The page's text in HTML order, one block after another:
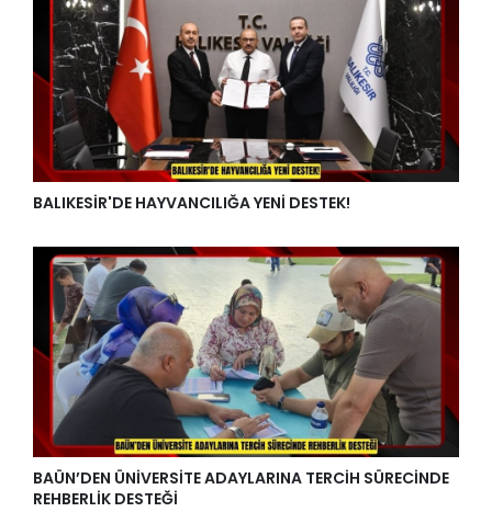
BALIKESİR'DE HAYVANCILIĞA YENİ DESTEK!
BAÜN’DEN ÜNİVERSİTE ADAYLARINA TERCİH SÜRECİNDE
REHBERLİK DESTEĞİ